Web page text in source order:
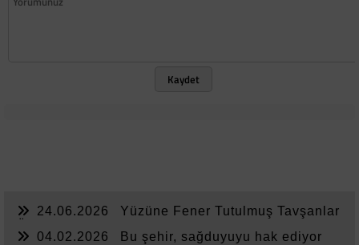
Kaydet
24.06.2026
Yüzüne Fener Tutulmuş Tavşanlar
04.02.2026
Bu şehir, sağduyuyu hak ediyor